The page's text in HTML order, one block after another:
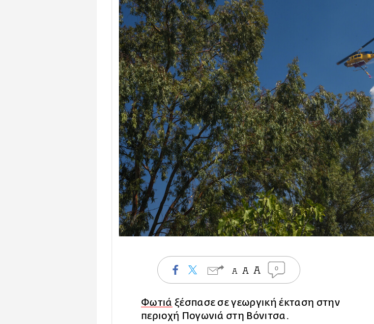
0
Φωτιά ξέσπασε σε γεωργική έκταση στην
περιοχή Πογωνιά στη Βόνιτσα.